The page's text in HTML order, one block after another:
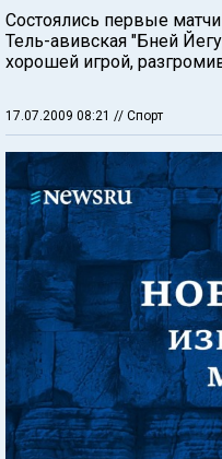
Состоялись первые
Тель-авивская "Бней
хорошей игрой,
17.07.2009 08:21 // Спорт